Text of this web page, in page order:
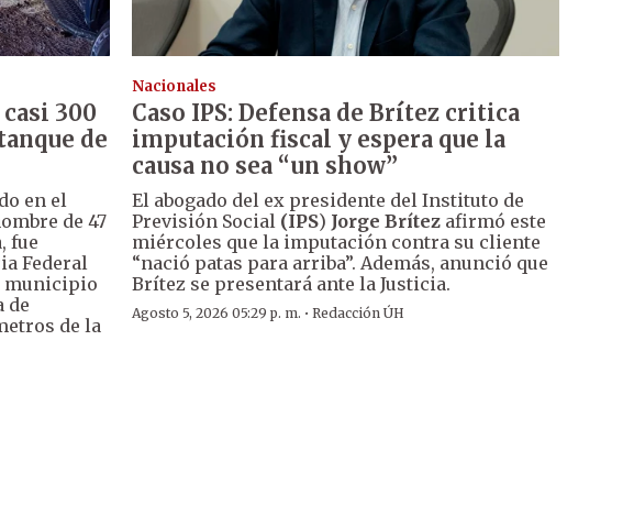
300
de
en el
de 47
fue
Federal
municipio
de
de la
Nacionales
Caso IPS: Defensa de Brítez critica
imputación fiscal y espera que la
causa no sea “un show”
El abogado del ex presidente del Instituto de
Previsión Social (IPS) Jorge Brítezafirmó este
miércoles que la imputación contra su cliente
“nació patas para arriba”. Además, anunció que
Brítez se presentará ante la Justicia.
Agosto 5, 2026 05:29 p. m. · Redacción ÚH